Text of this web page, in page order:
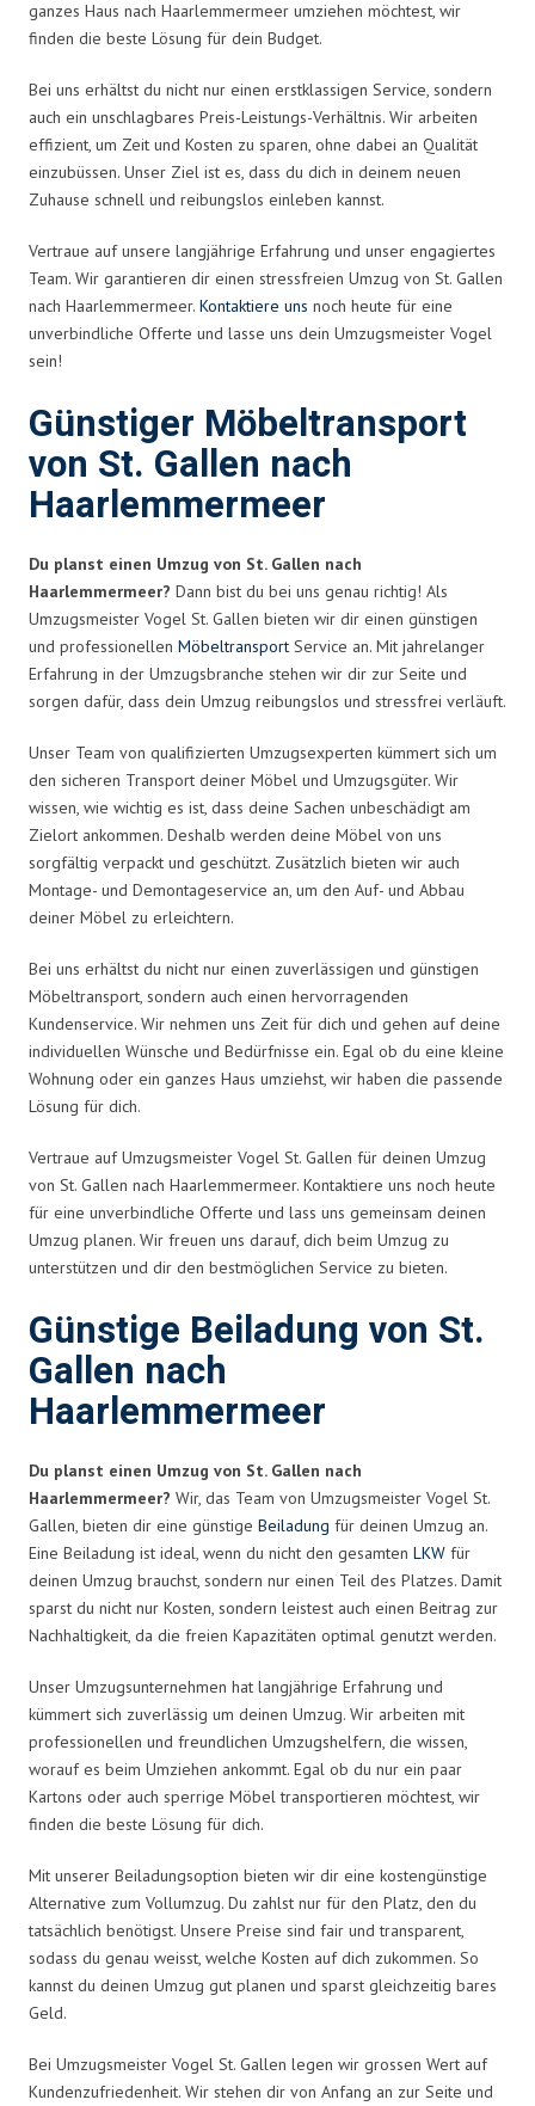
ganzes Haus nach Haarlemmermeer umziehen möchtest, wir
finden die beste Lösung für dein Budget.
Bei uns erhältst du nicht nur einen erstklassigen Service, sondern
auch ein unschlagbares Preis-Leistungs-Verhältnis. Wir arbeiten
effizient, um Zeit und Kosten zu sparen, ohne dabei an Qualität
einzubüssen. Unser Ziel ist es, dass du dich in deinem neuen
Zuhause schnell und reibungslos einleben kannst.
Vertraue auf unsere langjährige Erfahrung und unser engagiertes
Team. Wir garantieren dir einen stressfreien Umzug von St. Gallen
nach Haarlemmermeer. Kontaktiere uns noch heute für eine
unverbindliche Offerte und lasse uns dein Umzugsmeister Vogel
sein!
Günstiger Möbeltransport
von St. Gallen nach
Haarlemmermeer
Du planst einen Umzug von St. Gallen nach
Haarlemmermeer? Dann bist du bei uns genau richtig! Als
Umzugsmeister Vogel St. Gallen bieten wir dir einen günstigen
und professionellen Möbeltransport Service an. Mit jahrelanger
Erfahrung in der Umzugsbranche stehen wir dir zur Seite und
sorgen dafür, dass dein Umzug reibungslos und stressfrei verläuft.
Unser Team von qualifizierten Umzugsexperten kümmert sich um
den sicheren Transport deiner Möbel und Umzugsgüter. Wir
wissen, wie wichtig es ist, dass deine Sachen unbeschädigt am
Zielort ankommen. Deshalb werden deine Möbel von uns
sorgfältig verpackt und geschützt. Zusätzlich bieten wir auch
Montage- und Demontageservice an, um den Auf- und Abbau
deiner Möbel zu erleichtern.
Bei uns erhältst du nicht nur einen zuverlässigen und günstigen
Möbeltransport, sondern auch einen hervorragenden
Kundenservice. Wir nehmen uns Zeit für dich und gehen auf deine
individuellen Wünsche und Bedürfnisse ein. Egal ob du eine kleine
Wohnung oder ein ganzes Haus umziehst, wir haben die passende
Lösung für dich.
Vertraue auf Umzugsmeister Vogel St. Gallen für deinen Umzug
von St. Gallen nach Haarlemmermeer. Kontaktiere uns noch heute
für eine unverbindliche Offerte und lass uns gemeinsam deinen
Umzug planen. Wir freuen uns darauf, dich beim Umzug zu
unterstützen und dir den bestmöglichen Service zu bieten.
Günstige Beiladung von St.
Gallen nach
Haarlemmermeer
Du planst einen Umzug von St. Gallen nach
Haarlemmermeer? Wir, das Team von Umzugsmeister Vogel St.
Gallen, bieten dir eine günstige Beiladung für deinen Umzug an.
Eine Beiladung ist ideal, wenn du nicht den gesamten LKW für
deinen Umzug brauchst, sondern nur einen Teil des Platzes. Damit
sparst du nicht nur Kosten, sondern leistest auch einen Beitrag zur
Nachhaltigkeit, da die freien Kapazitäten optimal genutzt werden.
Unser Umzugsunternehmen hat langjährige Erfahrung und
kümmert sich zuverlässig um deinen Umzug. Wir arbeiten mit
professionellen und freundlichen Umzugshelfern, die wissen,
worauf es beim Umziehen ankommt. Egal ob du nur ein paar
Kartons oder auch sperrige Möbel transportieren möchtest, wir
finden die beste Lösung für dich.
Mit unserer Beiladungsoption bieten wir dir eine kostengünstige
Alternative zum Vollumzug. Du zahlst nur für den Platz, den du
tatsächlich benötigst. Unsere Preise sind fair und transparent,
sodass du genau weisst, welche Kosten auf dich zukommen. So
kannst du deinen Umzug gut planen und sparst gleichzeitig bares
Geld.
Bei Umzugsmeister Vogel St. Gallen legen wir grossen Wert auf
Kundenzufriedenheit. Wir stehen dir von Anfang an zur Seite und